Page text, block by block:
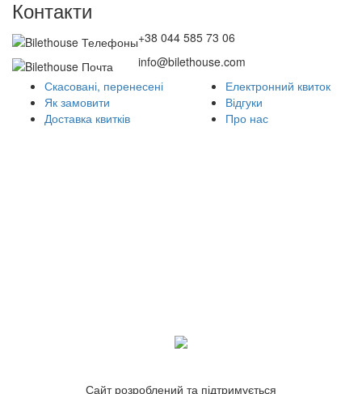
Контакти
+38 044 585 73 06
info@bilethouse.com
Скасовані, перенесені
Як замовити
Доставка квитків
Електронний квиток
Відгуки
Про нас
Сайт розроблений та підтримується